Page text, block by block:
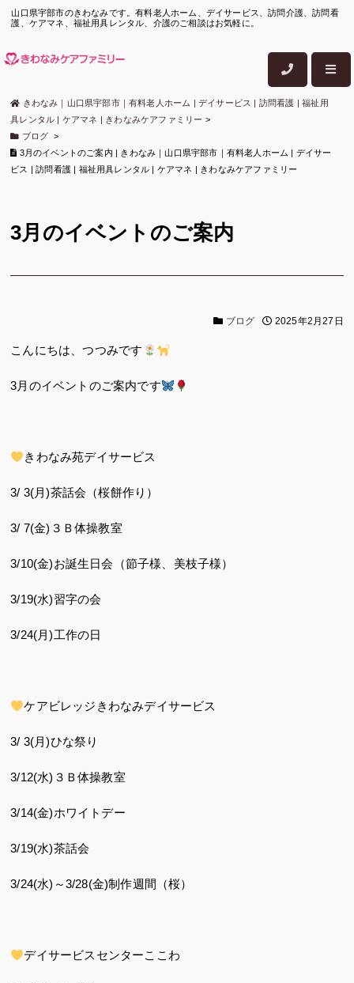
山口県宇部市のきわなみです。有料老人ホーム、デイサービス、訪問介護、訪問看
護、ケアマネ、福祉用具レンタル、介護のご相談はお気軽に。
きわなみ｜山口県宇部市｜有料老人ホーム | デイサービス | 訪問看護 | 福祉用
具レンタル | ケアマネ | きわなみケアファミリー >
ブログ >
3月のイベントのご案内 | きわなみ｜山口県宇部市｜有料老人ホーム | デイサー
ビス | 訪問看護 | 福祉用具レンタル | ケアマネ | きわなみケアファミリー
3月のイベントのご案内
2025年2月27日
ブログ
こんにちは、つつみです
3月のイベントのご案内です
きわなみ苑デイサービス
3/ 3(月)茶話会（桜餅作り）
3/ 7(金)３Ｂ体操教室
3/10(金)お誕生日会（節子様、美枝子様）
3/19(水)習字の会
3/24(月)工作の日
ケアビレッジきわなみデイサービス
3/ 3(月)ひな祭り
3/12(水)３Ｂ体操教室
3/14(金)ホワイトデー
3/19(水)茶話会
3/24(水)～3/28(金)制作週間（桜）
デイサービスセンターここわ